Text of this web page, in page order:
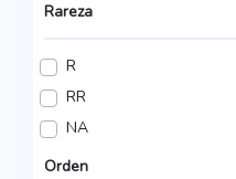
Rareza
R
RR
NA
Orden